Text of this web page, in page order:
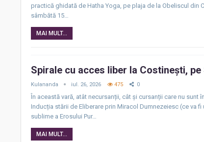
practică ghidată de Hatha Yoga, pe plaja de la Obeliscul din
sâmbătă 15…
MAI MULT...
Spirale cu acces liber la Costinești, pe
Kulananda iul. 26, 2026 475 0
În această vară, atât necursanții, cât și cursanții care nu sunt
Inducția stării de Eliberare prin Miracol Dumnezeiesc (ce va
sublime a Erosului Pur…
MAI MULT...